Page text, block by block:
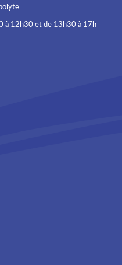
à 12h30 et de 13h30 à 17h